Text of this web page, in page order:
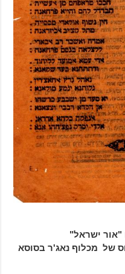
ישראל"
נאג'ר בסוסא